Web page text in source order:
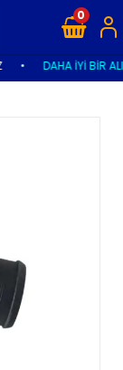
• DAHA İYİ BİR
0